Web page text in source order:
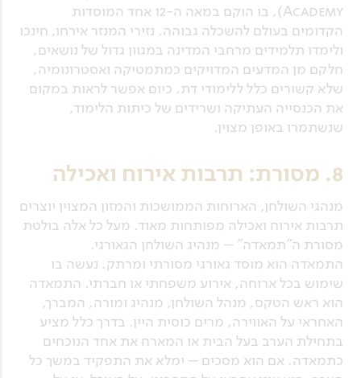
Academy), בו הוקם במאה ה-12 אחד המוסדות
הקדומים בעולם להשכלה גבוהה. נזירי המנזר אירחו, חינכו
ולימדו תלמידים מרחבי המדינה במגוון גדול של נושאים,
חלקם מן המדעים המדויקים כמתמטיקה ואסטרונומיה,
שלא קשורים כלל ללימודי דת. כיום אפשר לראות במקום
את הכנסייה העתיקה ושרידים של כיתות הלימוד,
שנשתמרו באופן מצוין.
8. מסורת: תרבות אירוח ואכילה
מנהגי השולחן, הארוחות הממושכות והמזון המצוין יוצרים
תרבות אירוח ואכילה מפותחות מאוד. מעל כל אלה בולטת
מסורת ה"תמאדה" – מנהיג השולחן הגאורגי.
התמאדה הוא מוסד גאורגי מסורתי ומרתק. נעשה בו
שימוש בכל ארוחה, אירוע משפחתי או חברתי. התמאדה
הוא ראש הטקס, מנהל השולחן, מנהיג ומורה, המברך,
האחראי על האווירה, מרים כוסית היין. בדרך כלל מציע
בתחילת הערב בעל הבית או המארח את אחד הנוכחים
כתמאדה. אם הוא מסכים – ימלא את התפקיד במשך כל